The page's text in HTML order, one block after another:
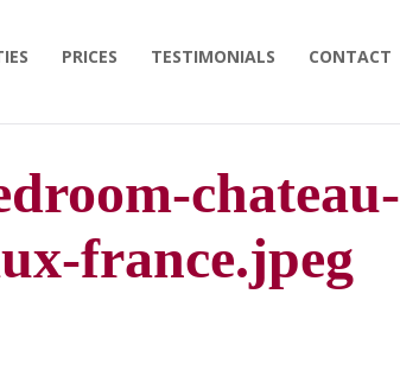
PRICES TESTIMONIALS CONTACT
chateau-
france.jpeg